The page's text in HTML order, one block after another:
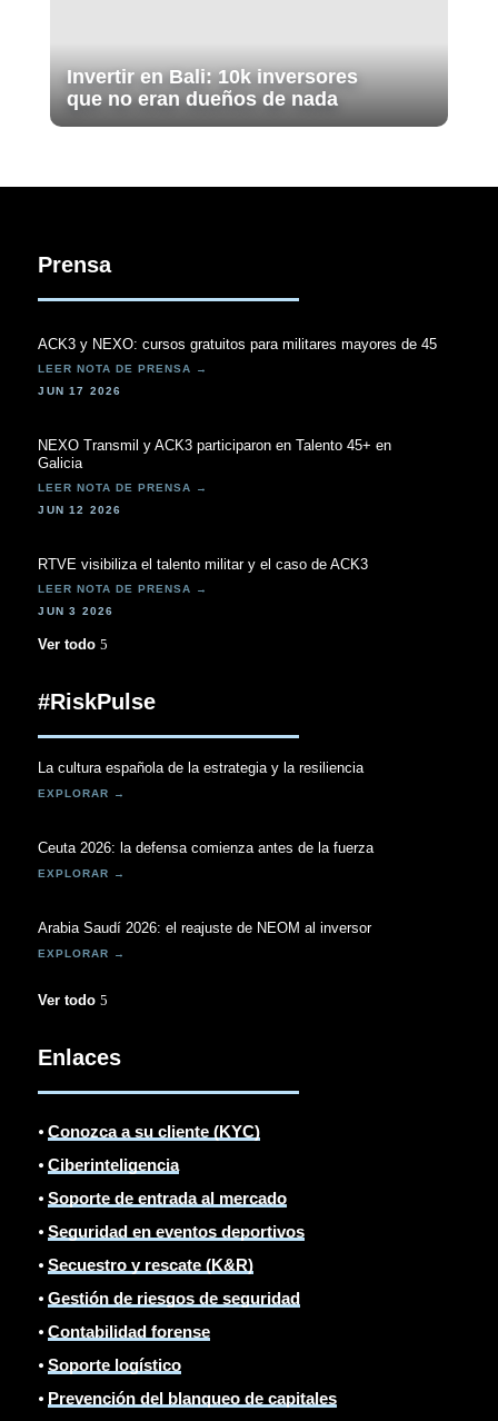
Invertir en Bali: 10k inversores
que no eran dueños de nada
Prensa
ACK3 y NEXO: cursos gratuitos para militares mayores de 45
JUN 17 2026
NEXO Transmil y ACK3 participaron en Talento 45+ en
Galicia
JUN 12 2026
RTVE visibiliza el talento militar y el caso de ACK3
JUN 3 2026
Ver todo
#RiskPulse
La cultura española de la estrategia y la resiliencia
Ceuta 2026: la defensa comienza antes de la fuerza
Arabia Saudí 2026: el reajuste de NEOM al inversor
Ver todo
Enlaces
⦁Conozca a su cliente (KYC)
⦁Ciberinteligencia
⦁Soporte de entrada al mercado
⦁Seguridad en eventos deportivos
⦁Secuestro y rescate (K&R)
⦁Gestión de riesgos de seguridad
⦁Contabilidad forense
⦁Soporte logístico
⦁ Prevención del blanqueo de capitales